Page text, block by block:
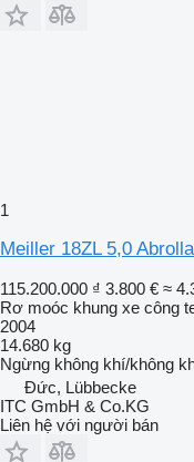
1
Meiller 18ZL 5,0
115.200.000 ₫ 3.800 € ≈
Rơ moóc khung xe công
2004
14.680 kg
Ngừng không khí/không
Đức, Lübbecke
ITC GmbH & Co.KG
Liên hệ với người bán